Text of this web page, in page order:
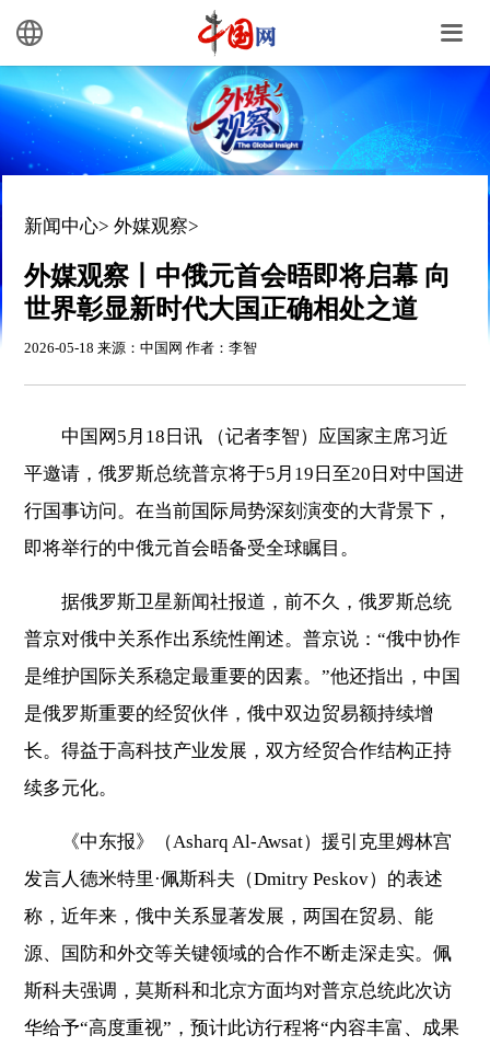
新闻中心> 外媒观察>
外媒观察丨中俄元首会晤即将启幕 向
世界彰显新时代大国正确相处之道
2026-05-18 来源：中国网 作者：李智
中国网5月18日讯 （记者李智）应国家主席习近
平邀请，俄罗斯总统普京将于5月19日至20日对中国进
行国事访问。在当前国际局势深刻演变的大背景下，
即将举行的中俄元首会晤备受全球瞩目。
据俄罗斯卫星新闻社报道，前不久，俄罗斯总统
普京对俄中关系作出系统性阐述。普京说：“俄中协作
是维护国际关系稳定最重要的因素。”他还指出，中国
是俄罗斯重要的经贸伙伴，俄中双边贸易额持续增
长。得益于高科技产业发展，双方经贸合作结构正持
续多元化。
《中东报》（Asharq Al-Awsat）援引克里姆林宫
发言人德米特里·佩斯科夫（Dmitry Peskov）的表述
称，近年来，俄中关系显著发展，两国在贸易、能
源、国防和外交等关键领域的合作不断走深走实。佩
斯科夫强调，莫斯科和北京方面均对普京总统此次访
华给予“高度重视”，预计此访行程将“内容丰富、成果